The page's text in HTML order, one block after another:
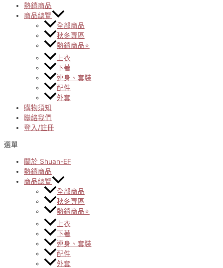
熱銷商品
商品總覽
全部商品
秋冬專區
熱銷商品⭐
上衣
下著
連身、套裝
配件
外套
購物須知
聯絡我們
登入/註冊
選單
關於 Shuan-EF
熱銷商品
商品總覽
全部商品
秋冬專區
熱銷商品⭐
上衣
下著
連身、套裝
配件
外套